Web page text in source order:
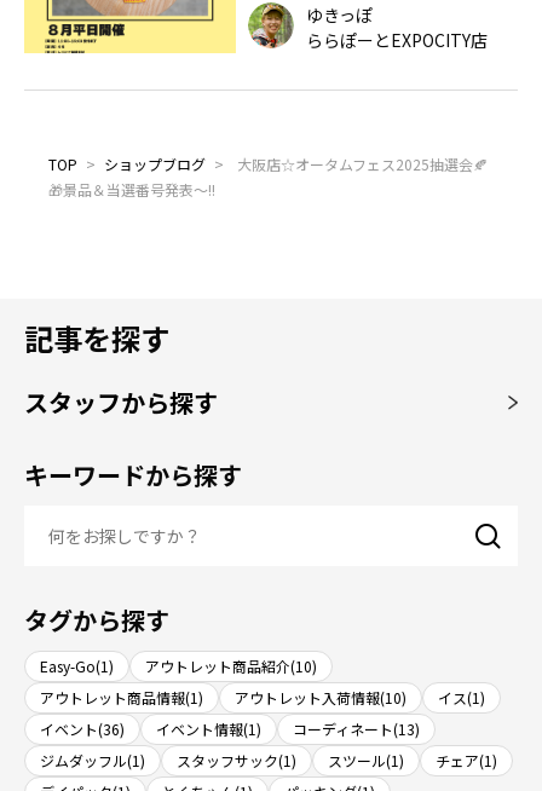
ゆきっぽ
ららぽーとEXPOCITY店
TOP > ショップブログ >
大阪店☆オータムフェス2025抽選会🍂
🎁景品＆当選番号発表～!!
記事を探す
スタッフから探す
キーワードから探す
タグから探す
Easy-Go(1)
アウトレット商品紹介(10)
アウトレット商品情報(1)
アウトレット入荷情報(10)
イス(1)
イベント(36)
イベント情報(1)
コーディネート(13)
ジムダッフル(1)
スタッフサック(1) スツール(1)
チェア(1)